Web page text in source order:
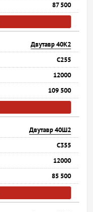
87 500
Двутавр 40К2
С255
12000
109 500
Двутавр 40Ш2
С355
12000
85 500